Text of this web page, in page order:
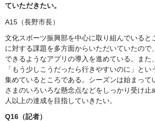
ていただきたい。
A15（長野市長）
文化スポーツ振興部を中心に取り組んでいると
に対する課題を多方面からいただいていたので
できるようなアプリの導入を進めている。また
「もう少しこうだったら行きやすいのに」とい
集めているところである。シーズンは始まって
さまのいろいろな懸念点などをしっかり受け止
人以上の達成を目指していきたい。
Q16（記者）